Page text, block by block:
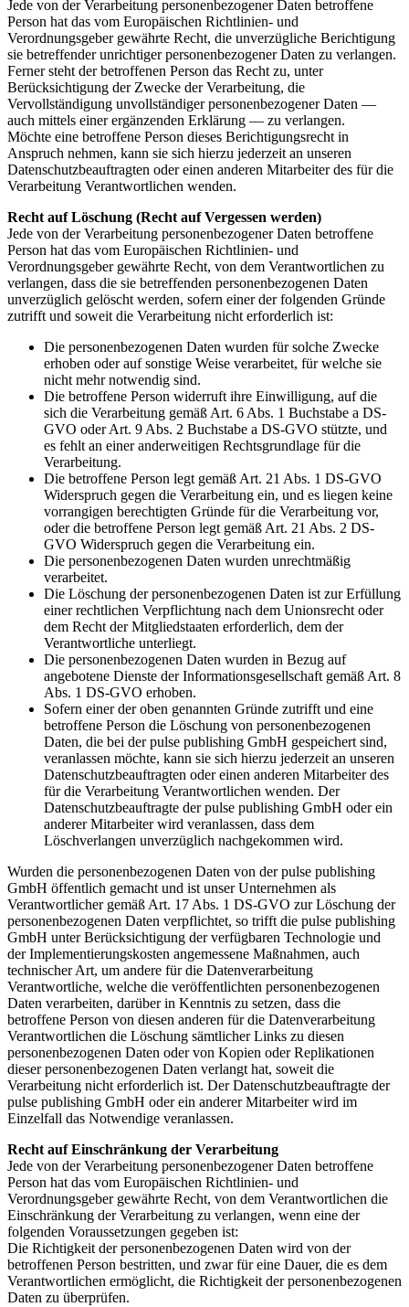
Jede von der Verarbeitung personenbezogener Daten betroffene
Person hat das vom Europäischen Richtlinien- und
Verordnungsgeber gewährte Recht, die unverzügliche Berichtigung
sie betreffender unrichtiger personenbezogener Daten zu verlangen.
Ferner steht der betroffenen Person das Recht zu, unter
Berücksichtigung der Zwecke der Verarbeitung, die
Vervollständigung unvollständiger personenbezogener Daten —
auch mittels einer ergänzenden Erklärung — zu verlangen.
Möchte eine betroffene Person dieses Berichtigungsrecht in
Anspruch nehmen, kann sie sich hierzu jederzeit an unseren
Datenschutzbeauftragten oder einen anderen Mitarbeiter des für die
Verarbeitung Verantwortlichen wenden.
Recht auf Löschung (Recht auf Vergessen werden)
Jede von der Verarbeitung personenbezogener Daten betroffene
Person hat das vom Europäischen Richtlinien- und
Verordnungsgeber gewährte Recht, von dem Verantwortlichen zu
verlangen, dass die sie betreffenden personenbezogenen Daten
unverzüglich gelöscht werden, sofern einer der folgenden Gründe
zutrifft und soweit die Verarbeitung nicht erforderlich ist:
Die personenbezogenen Daten wurden für solche Zwecke
erhoben oder auf sonstige Weise verarbeitet, für welche sie
nicht mehr notwendig sind.
Die betroffene Person widerruft ihre Einwilligung, auf die
sich die Verarbeitung gemäß Art. 6 Abs. 1 Buchstabe a DS-
GVO oder Art. 9 Abs. 2 Buchstabe a DS-GVO stützte, und
es fehlt an einer anderweitigen Rechtsgrundlage für die
Verarbeitung.
Die betroffene Person legt gemäß Art. 21 Abs. 1 DS-GVO
Widerspruch gegen die Verarbeitung ein, und es liegen keine
vorrangigen berechtigten Gründe für die Verarbeitung vor,
oder die betroffene Person legt gemäß Art. 21 Abs. 2 DS-
GVO Widerspruch gegen die Verarbeitung ein.
Die personenbezogenen Daten wurden unrechtmäßig
verarbeitet.
Die Löschung der personenbezogenen Daten ist zur Erfüllung
einer rechtlichen Verpflichtung nach dem Unionsrecht oder
dem Recht der Mitgliedstaaten erforderlich, dem der
Verantwortliche unterliegt.
Die personenbezogenen Daten wurden in Bezug auf
angebotene Dienste der Informationsgesellschaft gemäß Art. 8
Abs. 1 DS-GVO erhoben.
Sofern einer der oben genannten Gründe zutrifft und eine
betroffene Person die Löschung von personenbezogenen
Daten, die bei der pulse publishing GmbH gespeichert sind,
veranlassen möchte, kann sie sich hierzu jederzeit an unseren
Datenschutzbeauftragten oder einen anderen Mitarbeiter des
für die Verarbeitung Verantwortlichen wenden. Der
Datenschutzbeauftragte der pulse publishing GmbH oder ein
anderer Mitarbeiter wird veranlassen, dass dem
Löschverlangen unverzüglich nachgekommen wird.
Wurden die personenbezogenen Daten von der pulse publishing
GmbH öffentlich gemacht und ist unser Unternehmen als
Verantwortlicher gemäß Art. 17 Abs. 1 DS-GVO zur Löschung der
personenbezogenen Daten verpflichtet, so trifft die pulse publishing
GmbH unter Berücksichtigung der verfügbaren Technologie und
der Implementierungskosten angemessene Maßnahmen, auch
technischer Art, um andere für die Datenverarbeitung
Verantwortliche, welche die veröffentlichten personenbezogenen
Daten verarbeiten, darüber in Kenntnis zu setzen, dass die
betroffene Person von diesen anderen für die Datenverarbeitung
Verantwortlichen die Löschung sämtlicher Links zu diesen
personenbezogenen Daten oder von Kopien oder Replikationen
dieser personenbezogenen Daten verlangt hat, soweit die
Verarbeitung nicht erforderlich ist. Der Datenschutzbeauftragte der
pulse publishing GmbH oder ein anderer Mitarbeiter wird im
Einzelfall das Notwendige veranlassen.
Recht auf Einschränkung der Verarbeitung
Jede von der Verarbeitung personenbezogener Daten betroffene
Person hat das vom Europäischen Richtlinien- und
Verordnungsgeber gewährte Recht, von dem Verantwortlichen die
Einschränkung der Verarbeitung zu verlangen, wenn eine der
folgenden Voraussetzungen gegeben ist:
Die Richtigkeit der personenbezogenen Daten wird von der
betroffenen Person bestritten, und zwar für eine Dauer, die es dem
Verantwortlichen ermöglicht, die Richtigkeit der personenbezogenen
Daten zu überprüfen.